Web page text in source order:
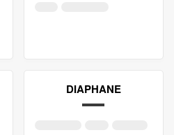
DIAPHANE